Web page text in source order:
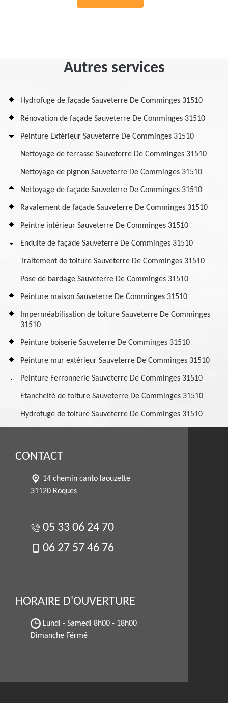
Autres services
Hydrofuge de façade Sauveterre De Comminges 31510
Rénovation de façade Sauveterre De Comminges 31510
Peinture Extérieur Sauveterre De Comminges 31510
Nettoyage de terrasse Sauveterre De Comminges 31510
Nettoyage de pignon Sauveterre De Comminges 31510
Nettoyage de façade Sauveterre De Comminges 31510
Ravalement de façade Sauveterre De Comminges 31510
Peintre intérieur Sauveterre De Comminges 31510
Enduite de façade Sauveterre De Comminges 31510
Traitement de toiture Sauveterre De Comminges 31510
Pose de bardage Sauveterre De Comminges 31510
Peinture maison Sauveterre De Comminges 31510
Imperméabilisation de toiture Sauveterre De Comminges
31510
Peinture boiserie Sauveterre De Comminges 31510
Peinture mur extérieur Sauveterre De Comminges 31510
Peinture Ferronnerie Sauveterre De Comminges 31510
Etancheité de toiture Sauveterre De Comminges 31510
Hydrofuge de toiture Sauveterre De Comminges 31510
CONTACT
14 chemin canto laouzette
31120 Roques
05 33 06 24 70
06 27 57 46 76
HORAIRE D'OUVERTURE
Lundi - Samedi 8h00 - 18h00
Dimanche Férmé